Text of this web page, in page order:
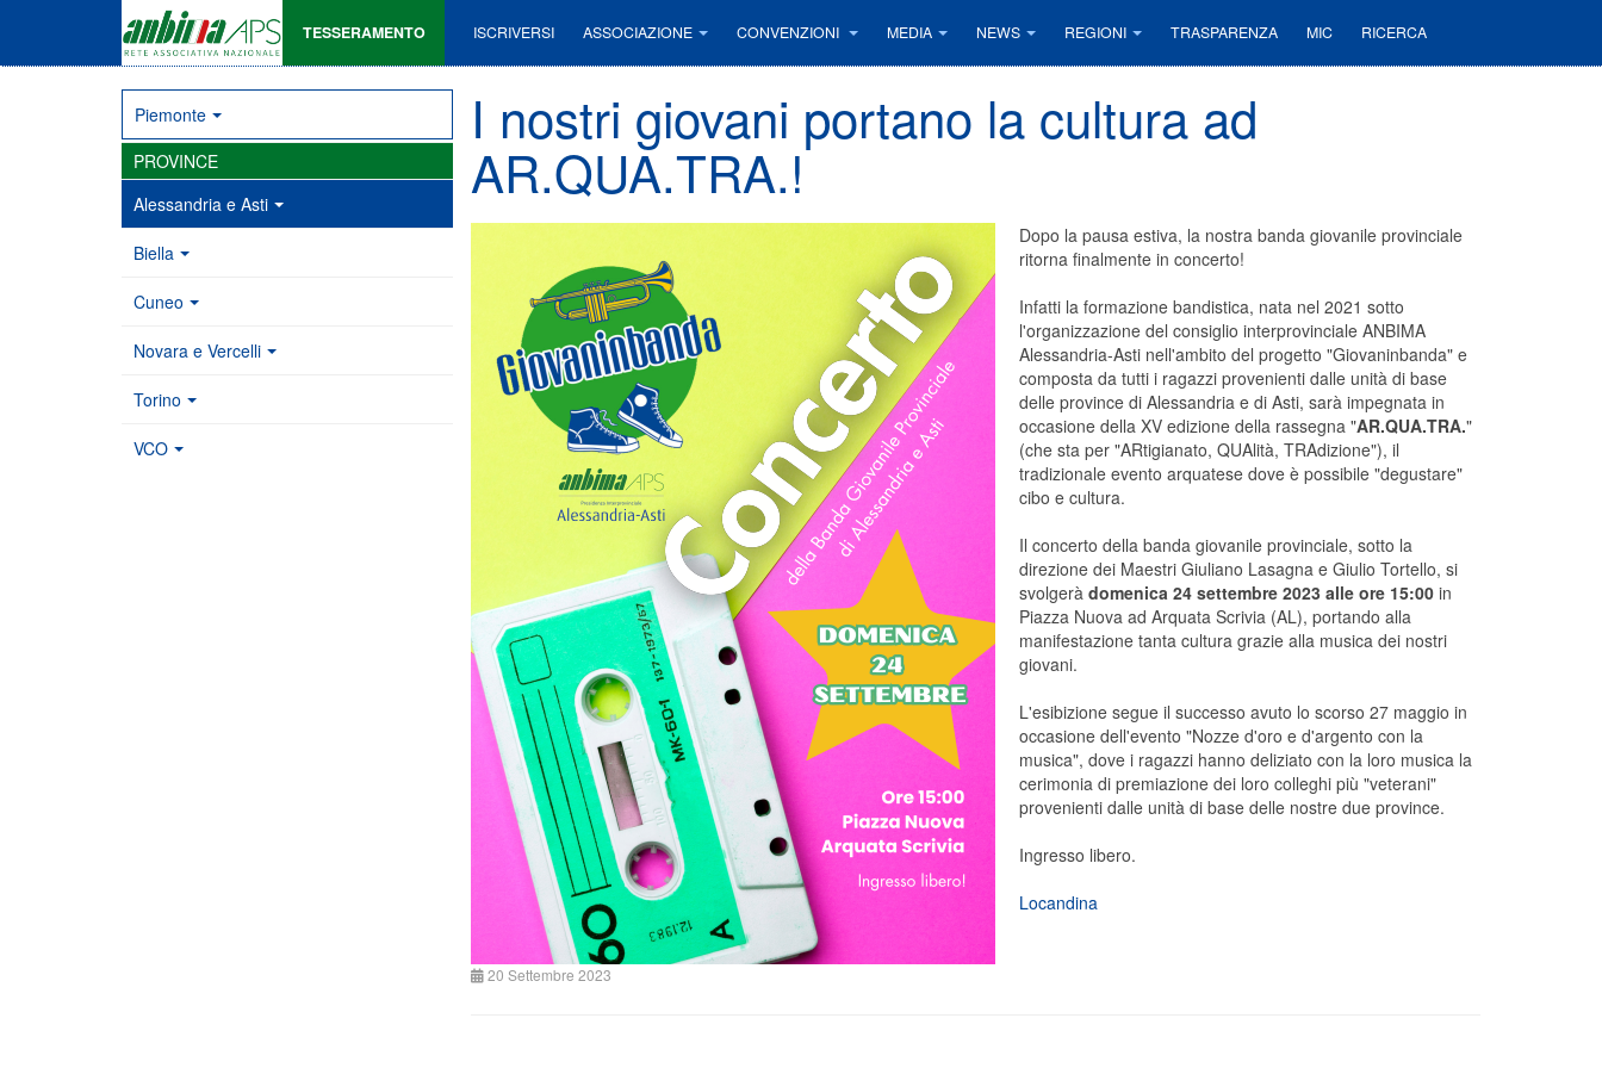
TESSERAMENTO ISCRIVERSI ASSOCIAZIONE CONVENZIONI MEDIA NEWS REGIONI TRASPARENZA MIC RICERCA
I nostri giovani portano la cultura ad
AR.QUA.TRA.!
Dopo la pausa estiva, la nostra banda giovanile provinciale
ritorna finalmente in concerto!
Infatti la formazione bandistica, nata nel 2021 sotto
l'organizzazione del consiglio interprovinciale ANBIMA
Alessandria-Asti nell'ambito del progetto "Giovaninbanda" e
composta da tutti i ragazzi provenienti dalle unità di base
delle province di Alessandria e di Asti, sarà impegnata in
occasione della XV edizione della rassegna "AR.QUA.TRA."
(che sta per "ARtigianato, QUAlità, TRAdizione"), il
tradizionale evento arquatese dove è possibile "degustare"
cibo e cultura.
Il concerto della banda giovanile provinciale, sotto la
direzione dei Maestri Giuliano Lasagna e Giulio Tortello, si
svolgerà domenica 24 settembre 2023 alle ore 15:00in
Piazza Nuova ad Arquata Scrivia (AL), portando alla
manifestazione tanta cultura grazie alla musica dei nostri
giovani.
L'esibizione segue il successo avuto lo scorso 27 maggio in
occasione dell'evento "Nozze d'oro e d'argento con la
musica", dove i ragazzi hanno deliziato con la loro musica la
cerimonia di premiazione dei loro colleghi più "veterani"
provenienti dalle unità di base delle nostre due province.
Ingresso libero.
Locandina
20 Settembre 2023
Piemonte
PROVINCE
Alessandria e Asti
Biella
Cuneo
Novara e Vercelli
Torino
VCO